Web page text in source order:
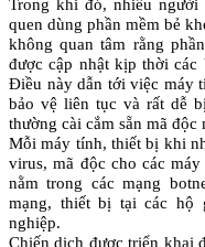
quen dùng phần mềm bẻ
không quan tâm rằng
được cập nhật kịp thời
Điều này dẫn tới việc máy
bảo vệ liên tục và rất dễ
thường cài cắm sẵn mã độc
Mỗi máy tính, thiết bị khi
virus, mã độc cho các
nằm trong các mạng
mạng, thiết bị tại các hộ
nghiệp.
Chiến dịch được triển khai